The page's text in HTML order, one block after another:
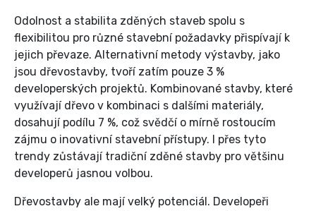
Odolnost a stabilita zděných staveb spolu s
flexibilitou pro různé stavební požadavky přispívají k
jejich převaze. Alternativní metody výstavby, jako
jsou dřevostavby, tvoří zatím pouze 3 %
developerských projektů. Kombinované stavby, které
využívají dřevo v kombinaci s dalšími materiály,
dosahují podílu 7 %, což svědčí o mírně rostoucím
zájmu o inovativní stavební přístupy. I přes tyto
trendy zůstávají tradiční zděné stavby pro většinu
developerů jasnou volbou.
Dřevostavby ale mají velký potenciál. Developeři